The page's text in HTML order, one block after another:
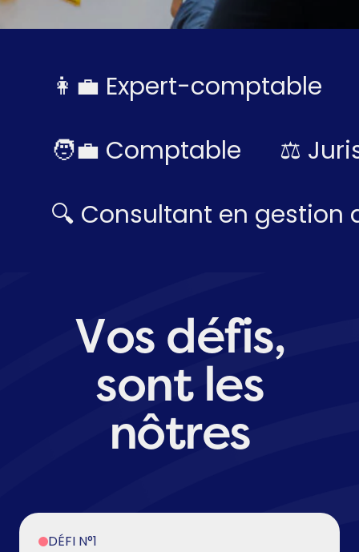
👩‍💼 Expert-comptable
🧑‍💼 Comptable
⚖️
🔍 Consultant en gestion
Vos défis,
sont les
nôtres
DÉFI N°1